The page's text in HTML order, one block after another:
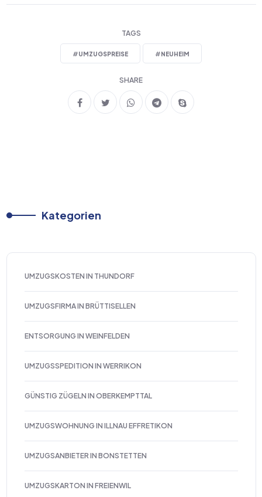
TAGS
#UMZUGSPREISE #NEUHEIM
SHARE
Kategorien
UMZUGSKOSTEN IN THUNDORF
UMZUGSFIRMA IN BRÜTTISELLEN
ENTSORGUNG IN WEINFELDEN
UMZUGSSPEDITION IN WERRIKON
GÜNSTIG ZÜGELN IN OBERKEMPTTAL
UMZUGSWOHNUNG IN ILLNAU EFFRETIKON
UMZUGSANBIETER IN BONSTETTEN
UMZUGSKARTON IN FREIENWIL